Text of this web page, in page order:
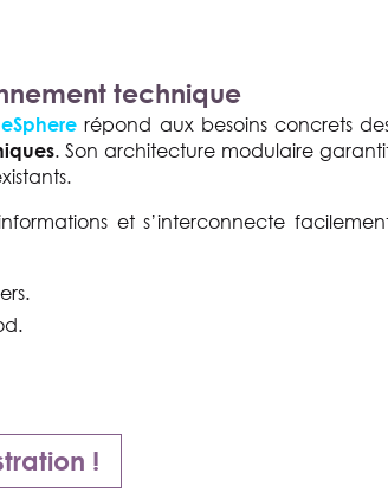
technique
eSphere répond aux besoins concrets
. Son architecture modulaire
et s’interconnecte
!